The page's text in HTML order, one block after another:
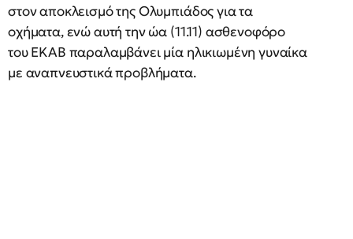
στον αποκλεισμό της Ολυμπιάδος για τα
οχήματα, ενώ αυτή την ώα (11.11) ασθενοφόρο
του ΕΚΑΒ παραλαμβάνει μία ηλικιωμένη γυναίκα
με αναπνευστικά προβλήματα.